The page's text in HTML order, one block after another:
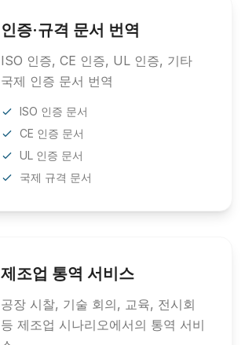
인증·규격 문서 번역
ISO 인증, CE 인증, UL 인증, 기타
국제 인증 문서 번역
ISO 인증 문서
CE 인증 문서
UL 인증 문서
국제 규격 문서
제조업 통역 서비스
공장 시찰, 기술 회의, 교육, 전시회
등 제조업 시나리오에서의 통역 서비